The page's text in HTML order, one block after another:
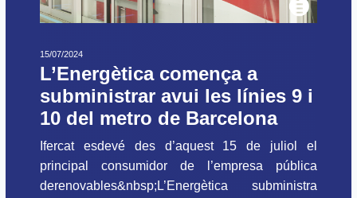
15/07/2024
L’Energètica comença a
subministrar avui les línies 9 i
10 del metro de Barcelona
Ifercat esdevé des d’aquest 15 de juliol el
principal consumidor de l’empresa pública
derenovables&nbsp;L’Energètica subministra